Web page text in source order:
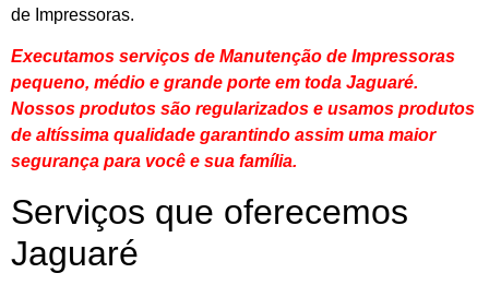
de Impressoras.
Executamos serviços de Manutenção de Impressoras
pequeno, médio e grande porte em toda Jaguaré.
Nossos produtos são regularizados e usamos produtos
de altíssima qualidade garantindo assim uma maior
segurança para você e sua família.
Serviços que oferecemos
Jaguaré